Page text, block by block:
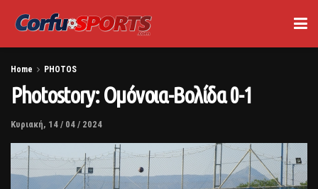
Home PHOTOS
Photostory: Ομόνοια-Βολίδα 0-1
Κυριακή, 14 / 04 / 2024